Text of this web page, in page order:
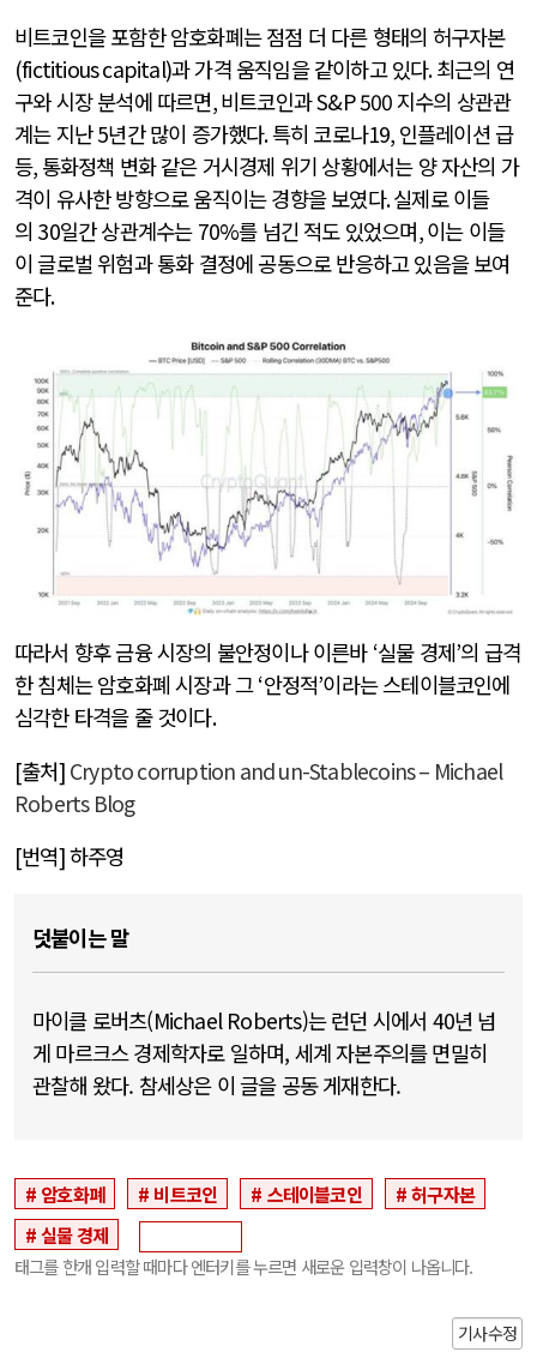
비트코인을 포함한 암호화폐는 점점 더 다른 형태의 허구자본
(fictitious capital)과 가격 움직임을 같이하고 있다.최근의 연
구와 시장 분석에 따르면,비트코인과S&P 500 지수의 상관관
계는 지난5년간 많이 증가했다.특히 코로나19, 인플레이션 급
등, 통화정책 변화 같은 거시경제 위기 상황에서는 양 자산의 가
격이 유사한 방향으로 움직이는 경향을 보였다.실제로 이들
의 30일간 상관계수는 70%를 넘긴 적도 있었으며,이는 이들
이 글로벌 위험과 통화 결정에 공동으로 반응하고 있음을 보여
준다.
따라서 향후 금융 시장의 불안정이나 이른바 ‘실물 경제’의 급격
한 침체는 암호화폐 시장과 그‘안정적’이라는 스테이블코인에
심각한 타격을 줄 것이다.
[출처] Crypto corruption and un-Stablecoins – Michael
Roberts Blog
[번역] 하주영
덧붙이는 말
마이클 로버츠(Michael Roberts)는 런던 시에서 40년 넘
게 마르크스 경제학자로 일하며, 세계 자본주의를 면밀히
관찰해 왔다. 참세상은 이 글을 공동 게재한다.
암호화폐 비트코인 스테이블코인
허구자본
실물 경제
태그를 한개 입력할 때마다 엔터키를 누르면 새로운 입력창이 나옵니다.
기사수정